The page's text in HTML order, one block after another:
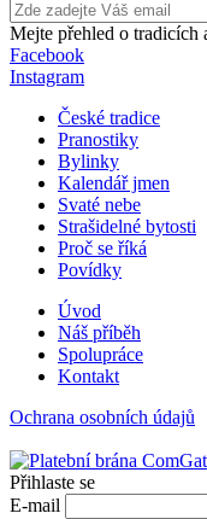
Mejte přehled o tradicích
Facebook
Instagram
České tradice
Pranostiky
Bylinky
Kalendář jmen
Svaté nebe
Strašidelné bytosti
Proč se říká
Povídky
Úvod
Náš příběh
Spolupráce
Kontakt
Ochrana osobních údajů
Přihlaste se
E-mail